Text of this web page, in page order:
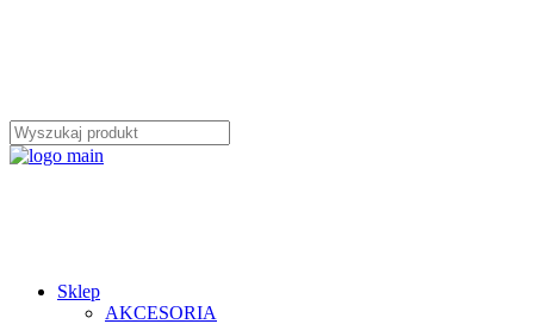
Sklep
AKCESORIA